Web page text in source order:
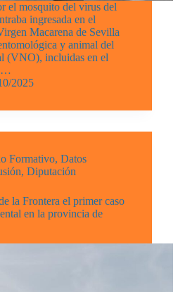
el mosquito del virus del
ingresada en el
Macarena de Sevilla
y animal del
(VNO), incluidas en el
2025
Formativo, Datos
, Diputación
la Frontera el primer caso
en la provincia de